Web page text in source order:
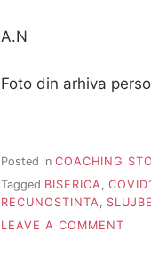
A.N
Foto din arhiva
Posted in COACHING
Tagged BISERICA,
RECUNOSTINTA, SLUJBE
LEAVE A COMMENT